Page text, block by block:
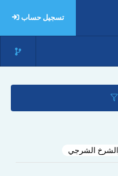
تسجيل حساب
الشرجي